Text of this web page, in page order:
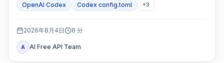
します。
OpenAI Codex Codex config.toml +3
2026年8月4日 8 分
A AI Free API Team